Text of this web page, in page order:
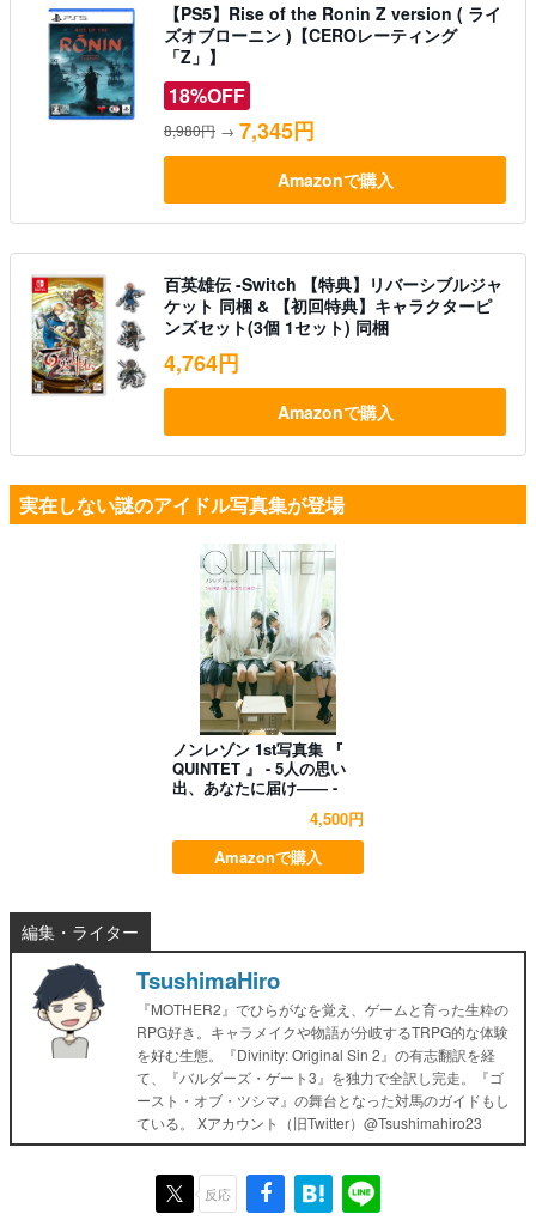
【PS5】Rise of the Ronin Z version ( ライ
ズオブローニン )【CEROレーティング
「Z」】
18%OFF
8,980円 → 7,345円
Amazonで購入
百英雄伝 -Switch 【特典】リバーシブルジャ
ケット 同梱 & 【初回特典】キャラクターピ
ンズセット(3個 1セット) 同梱
4,764円
Amazonで購入
実在しない謎のアイドル写真集が登場
ノンレゾン 1st写真集 『
QUINTET 』 - 5人の思い
出、あなたに届け―― -
4,500円
Amazonで購入
編集・ライター
TsushimaHiro
『MOTHER2』でひらがなを覚え、ゲームと育った生粋の
RPG好き。キャラメイクや物語が分岐するTRPG的な体験
を好む生態。『Divinity: Original Sin 2』の有志翻訳を経
て、『バルダーズ・ゲート3』を独力で全訳し完走。『ゴ
ースト・オブ・ツシマ』の舞台となった対馬のガイドもし
ている。 Xアカウント（旧Twitter）@Tsushimahiro23
反応